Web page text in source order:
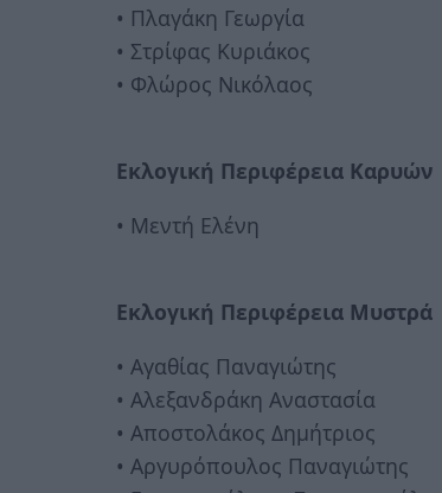
• Πλαγάκη Γεωργία
• Στρίφας Κυριάκος
• Φλώρος Νικόλαος
Εκλογική Περιφέρεια Καρυών
• Μεντή Ελένη
Εκλογική Περιφέρεια Μυστρά
• Αγαθίας Παναγιώτης
• Αλεξανδράκη Αναστασία
• Αποστολάκος Δημήτριος
• Αργυρόπουλος Παναγιώτης